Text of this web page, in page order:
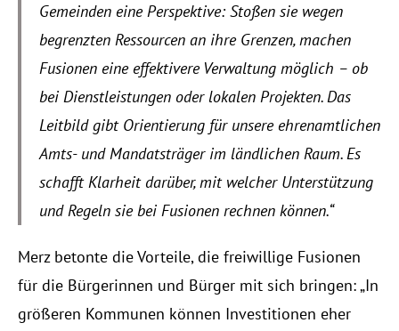
Gemeinden eine Perspektive: Stoßen sie wegen
begrenzten Ressourcen an ihre Grenzen, machen
Fusionen eine effektivere Verwaltung möglich – ob
bei Dienstleistungen oder lokalen Projekten. Das
Leitbild gibt Orientierung für unsere ehrenamtlichen
Amts- und Mandatsträger im ländlichen Raum. Es
schafft Klarheit darüber, mit welcher Unterstützung
und Regeln sie bei Fusionen rechnen können.“
Merz betonte die Vorteile, die freiwillige Fusionen
für die Bürgerinnen und Bürger mit sich bringen: „In
größeren Kommunen können Investitionen eher